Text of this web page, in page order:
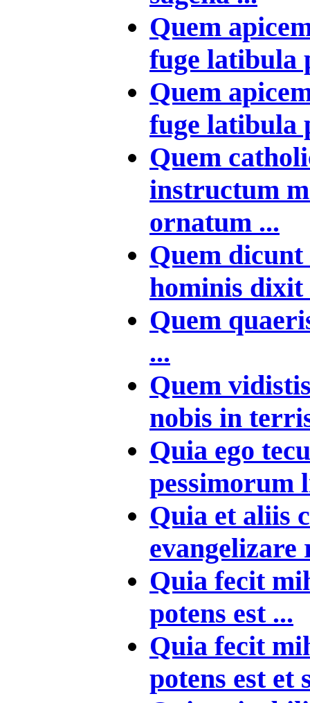
Quem
fuge latibula
Quem
fuge latibula
Quem
instructum
ornatum ...
Quem dicunt
hominis dixit
Quem
...
Quem
nobis in
Quia ego
pessimorum
Quia et aliis
evangelizare
Quia fecit
potens est ...
Quia fecit
potens est et